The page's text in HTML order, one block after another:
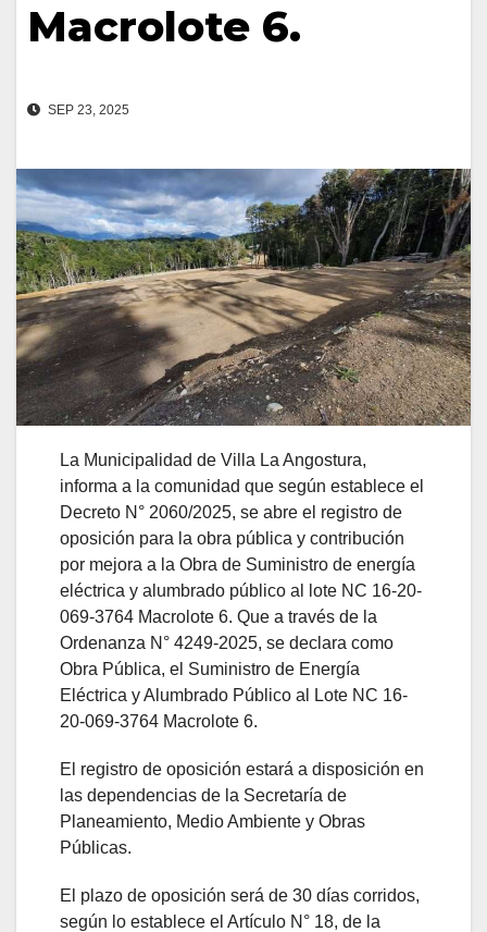
Macrolote 6.
SEP 23, 2025
La Municipalidad de Villa La Angostura,
informa a la comunidad que según establece el
Decreto N° 2060/2025, se abre el registro de
oposición para la obra pública y contribución
por mejora a la Obra de Suministro de energía
eléctrica y alumbrado público al lote NC 16-20-
069-3764 Macrolote 6. Que a través de la
Ordenanza N° 4249-2025, se declara como
Obra Pública, el Suministro de Energía
Eléctrica y Alumbrado Público al Lote NC 16-
20-069-3764 Macrolote 6.
El registro de oposición estará a disposición en
las dependencias de la Secretaría de
Planeamiento, Medio Ambiente y Obras
Públicas.
El plazo de oposición será de 30 días corridos,
según lo establece el Artículo N° 18, de la